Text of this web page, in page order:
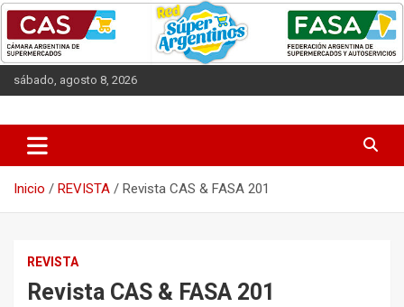
Saltar
contenido
sábado, agosto 8, 2026
CAS
Inicio REVISTA Revista CAS & FASA 201
REVISTA
Revista CAS & FASA 201